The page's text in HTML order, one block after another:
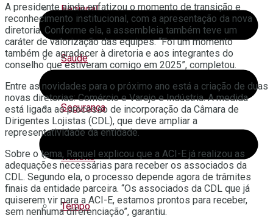
Regional
Saúde
Segurança
Trânsito
Tempo
A presidente ainda enfatizou o momento de transição e
reconhecimento institucional, com a apresentação da nova
diretoria. Conforme ela, a assembleia também teve um
caráter de valorização das equipes. “Foi um momento
também de agradecer à diretoria e aos integrantes do
conselho que estiveram comigo em 2025”, completou.
Entre as novidades para o próximo ano está a criação de duas
novas diretorias: Comércio e Varejo e Indústria. A medida
está ligada ao processo de incorporação da Câmara de
Dirigentes Lojistas (CDL), que deve ampliar a
representatividade da entidade.
Sobre o tema, Raquel explicou que a ACI-E já realizou as
adequações necessárias para receber os associados da
CDL. Segundo ela, o processo depende agora de trâmites
finais da entidade parceira. “Os associados da CDL que já
quiserem vir para a ACI-E, estamos prontos para receber,
sem nenhuma diferenciação”, garantiu.